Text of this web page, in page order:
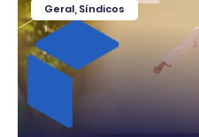
Geral Síndicos